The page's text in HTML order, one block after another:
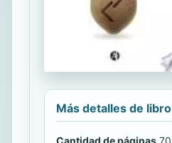
Más detalles de libro